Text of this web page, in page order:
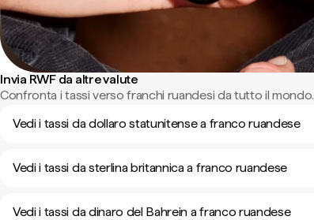
Invia RWF da altre valute
Confronta i tassi verso franchi ruandesi da tutto il mondo.
Vedi i tassi da dollaro statunitense a franco ruandese
Vedi i tassi da sterlina britannica a franco ruandese
Vedi i tassi da dinaro del Bahrein a franco ruandese